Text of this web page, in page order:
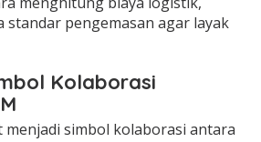
pengemasan agar layak
Kolaborasi
menjadi simbol kolaborasi antara